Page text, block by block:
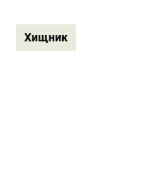
Хищник